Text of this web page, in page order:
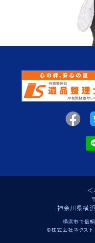
神奈川県横
横浜市で信
©株式会社ネクス